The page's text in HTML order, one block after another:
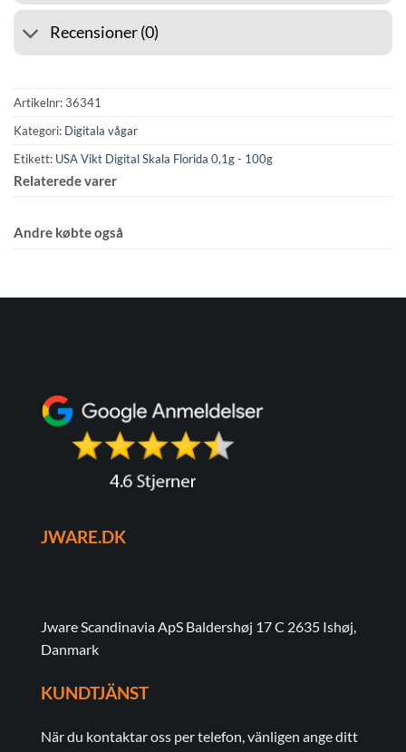
Recensioner (0)
Artikelnr:36341
Kategori: Digitala vågar
Etikett: USA Vikt Digital Skala Florida 0,1g - 100g
Relaterede varer
Andre købte også
JWARE.DK
Jware Scandinavia ApS Baldershøj 17 C 2635 Ishøj,
Danmark
KUNDTJÄNST
När du kontaktar oss per telefon, vänligen ange ditt